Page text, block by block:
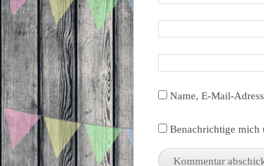
Name, E-Mail-
Benachrichtige mich